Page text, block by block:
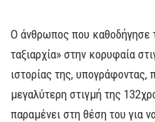
Ο άνθρωπος που καθοδήγησε
ταξιαρχία» στην κορυφαία
ιστορίας της, υπογράφοντας,
μεγαλύτερη στιγμή της
παραμένει στη θέση του για